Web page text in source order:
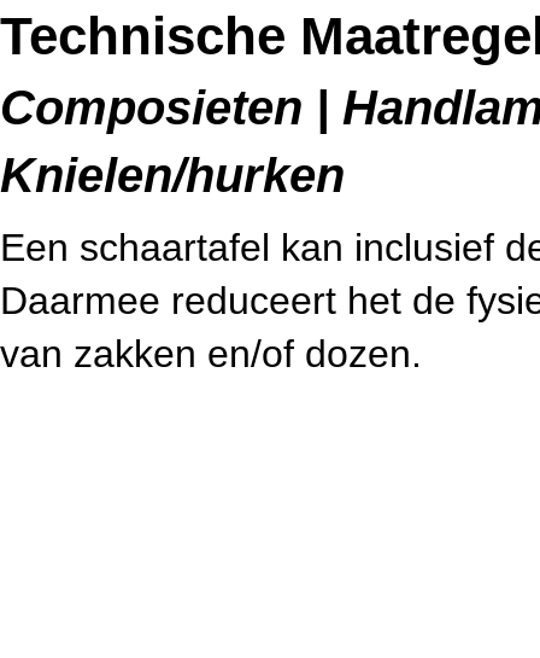
Technische
Composieten |
Knielen/hurken
Een schaartafel kan inclusief
Daarmee reduceert het de
van zakken en/of dozen.